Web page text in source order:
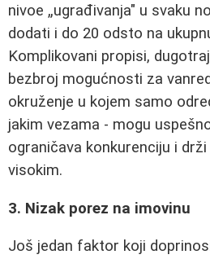
nivoe „ugrađivanja" u svaku
dodati i do 20 odsto na
Komplikovani propisi,
bezbroj mogućnosti za
okruženje u kojem samo
jakim vezama - mogu
ograničava konkurenciju i
visokim.
3. Nizak porez na imovinu
Još jedan faktor koji